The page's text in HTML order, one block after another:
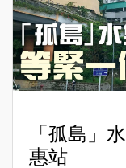
「孤島」
惠站